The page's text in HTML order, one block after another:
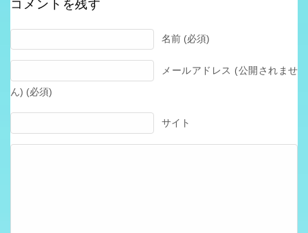
コメントを残す
名前 (必須)
メールアドレス (公開されませ
ん) (必須)
サイト